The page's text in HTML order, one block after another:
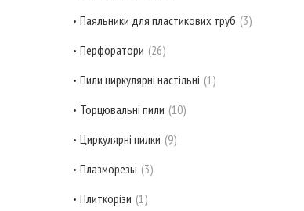
Паяльники для пластикових труб 3
Перфоратори 26
Пили циркулярні настільні 1
Торцювальні пили 10
Циркулярні пилки 9
Плазморезы 3
Плиткорізи 1